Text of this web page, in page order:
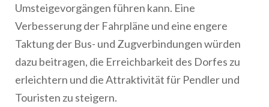
Umsteigevorgängen führen kann. Eine
Verbesserung der Fahrpläne und eine engere
Taktung der Bus- und Zugverbindungen würden
dazu beitragen, die Erreichbarkeit des Dorfes zu
erleichtern und die Attraktivität für Pendler und
Touristen zu steigern.